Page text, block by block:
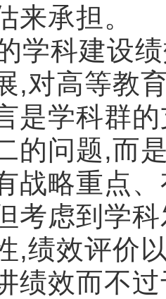
来承担。
学科建设
,对高等教
是学科群
的问题,而
战略重点
考虑到学
,绩效评价
绩效而不